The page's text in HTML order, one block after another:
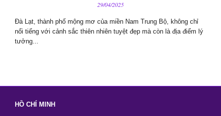
29/04/2025
Đà Lạt, thành phố mộng mơ của miền Nam Trung Bộ, không chỉ
nổi tiếng với cảnh sắc thiên nhiên tuyệt đẹp mà còn là địa điểm lý
tưởng...
HỒ CHÍ MINH